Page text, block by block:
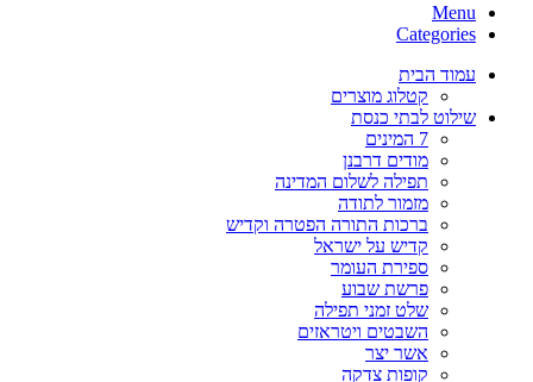
Menu
Categories
עמוד הבית
קטלוג מוצרים
שילוט לבתי כנסת
7 המינים
מודים דרבנן
תפילה לשלום המדינה
מזמור לתודה
ברכות התורה הפטרה וקדיש
קדיש על ישראל
ספירת העומר
פרשת שבוע
שלט זמני תפילה
השבטים ויטראזים
אשר יצר
קופות צדקה